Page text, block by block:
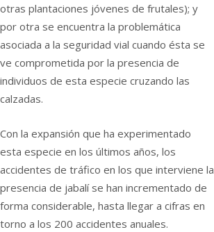
otras plantaciones jóvenes de frutales); y
por otra se encuentra la problemática
asociada a la seguridad vial cuando ésta se
ve comprometida por la presencia de
individuos de esta especie cruzando las
calzadas.
Con la expansión que ha experimentado
esta especie en los últimos años, los
accidentes de tráfico en los que interviene la
presencia de jabalí se han incrementado de
forma considerable, hasta llegar a cifras en
torno a los 200 accidentes anuales.